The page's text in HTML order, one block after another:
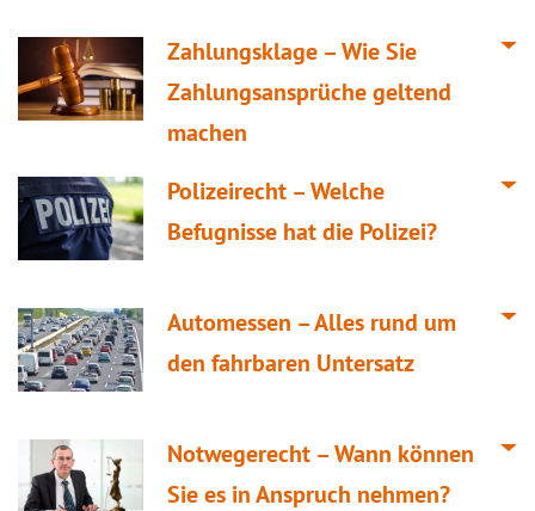
Zahlungsklage – Wie Sie
Zahlungsansprüche geltend
machen
Polizeirecht – Welche
Befugnisse hat die Polizei?
Automessen – Alles rund um
den fahrbaren Untersatz
Notwegerecht – Wann können
Sie es in Anspruch nehmen?